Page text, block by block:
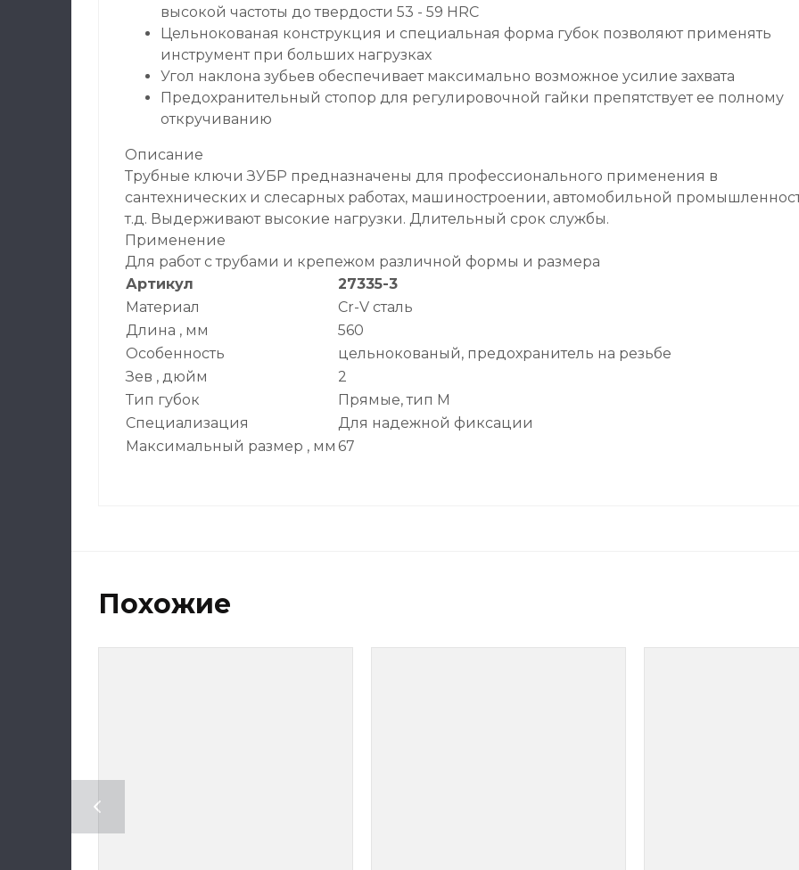
высокой частоты до твердости 53 - 59 HRC
Цельнокованая конструкция и специальная форма губок позволяют применять
инструмент при больших нагрузках
Угол наклона зубьев обеспечивает максимально возможное усилие захвата
Предохранительный стопор для регулировочной гайки препятствует ее полному
откручиванию
Описание
Трубные ключи ЗУБР предназначены для профессионального применения в
сантехнических и слесарных работах, машиностроении, автомобильной
т.д. Выдерживают высокие нагрузки. Длительный срок службы.
Применение
Для работ с трубами и крепежом различной формы и размера
Артикул
27335-3
Материал
Cr-V сталь
Длина , мм
560
Особенность
цельнокованый, предохранитель на резьбе
Зев , дюйм
2
Тип губок
Прямые, тип М
Специализация
Для надежной фиксации
Максимальный размер , мм 67
Похожие